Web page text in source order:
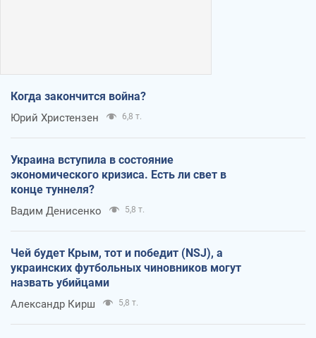
Когда закончится война?
Юрий Христензен 6,8 т.
Украина вступила в состояние
экономического кризиса. Есть ли свет в
конце туннеля?
Вадим Денисенко 5,8 т.
Чей будет Крым, тот и победит (NSJ), а
украинских футбольных чиновников могут
назвать убийцами
Александр Кирш 5,8 т.